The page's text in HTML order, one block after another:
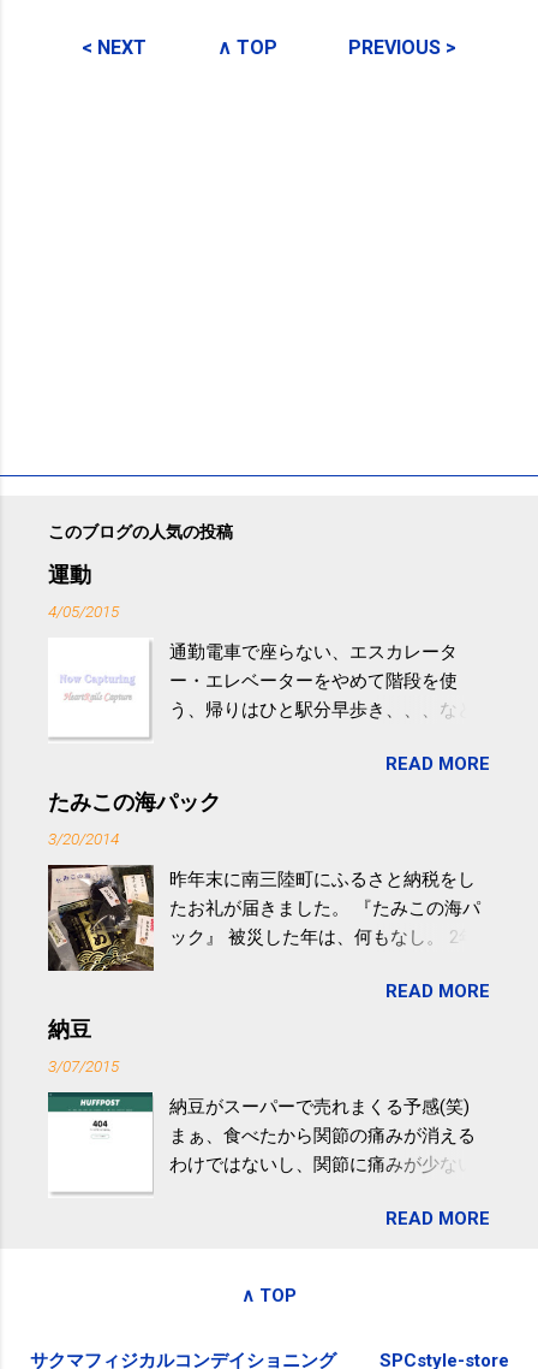
メ
< NEXT ∧ TOP PREVIOUS >
このブログの人気の投稿
運動
4/05/2015
通勤電車で座らない、エスカレータ
ー・エレベーターをやめて階段を使
う、帰りはひと駅分早歩き、、、など
やすい。 スポーツウェア・シューズで
するものだけが運動ではない。 食べ
けると改善する、との結果を筑波大の
研究チームが発表した。改善が期待で
きるのは、過度の飲酒が原因ではない
減らなくても効果があるという。 正田
波大「減量しなくても効果」 - ニュー
ス - アピタル（医療・健康）
READ MORE
たみこの海パック
3/20/2014
昨年末に南三陸町にふるさと納税をし
たお礼が届きました。 『たみこの海パ
ック』 被災した年は、何もなし。 2年
が『たみこの海パック』。 ボランティ
全く考えていなかったので、貰えると
少しづつ復興してる感が伝わってきて
嬉しいです。 あと、ふるさと納税が節
ですが、節税になるほど稼げていない
税務局｜ふるさと納税など個人住民税
READ MORE
納豆
3/07/2015
納豆がスーパーで売れまくる予感(笑)
まぁ、食べたから関節の痛みが消える
わけではないし、関節に痛みが少ない
ど。。 「関節の老化」は、「コンドロ
歳をピークにして、体内で作られる量
READ MORE
∧ TOP
サクマフィジカルコンデイショニング SPCstyle-store